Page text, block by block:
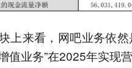
上来看，网吧业务依
值业务”在2025年实现